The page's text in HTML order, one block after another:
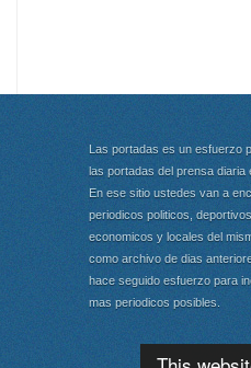
Las portadas es un esfuerzo
las portadas del prensa diaria
En ese sitio ustedes van a
periodicos politicos, deportivos,
economicos y locales del
como archivo de dias
hace seguido esfuerzo para
mas periodicos posibles.